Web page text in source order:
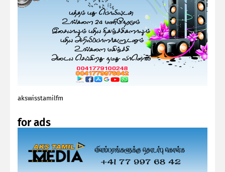
akswisstamilfm
for ads